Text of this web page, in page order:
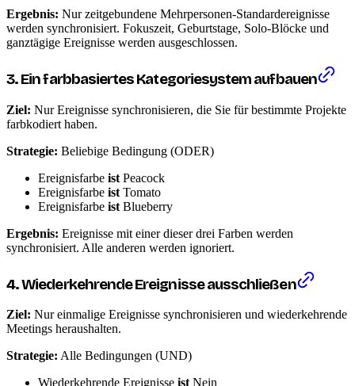
Ergebnis: Nur zeitgebundene Mehrpersonen-Standardereignisse
werden synchronisiert. Fokuszeit, Geburtstage, Solo-Blöcke und
ganztägige Ereignisse werden ausgeschlossen.
3. Ein farbbasiertes Kategoriesystem aufbauen
Ziel: Nur Ereignisse synchronisieren, die Sie für bestimmte Projekte
farbkodiert haben.
Strategie: Beliebige Bedingung (ODER)
Ereignisfarbe ist Peacock
Ereignisfarbe ist Tomato
Ereignisfarbe ist Blueberry
Ergebnis: Ereignisse mit einer dieser drei Farben werden
synchronisiert. Alle anderen werden ignoriert.
4. Wiederkehrende Ereignisse ausschließen
Ziel: Nur einmalige Ereignisse synchronisieren und wiederkehrende
Meetings heraushalten.
Strategie: Alle Bedingungen (UND)
Wiederkehrende Ereignisse ist Nein